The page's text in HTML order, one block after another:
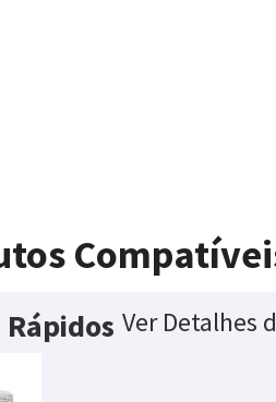
Ver Detalhes